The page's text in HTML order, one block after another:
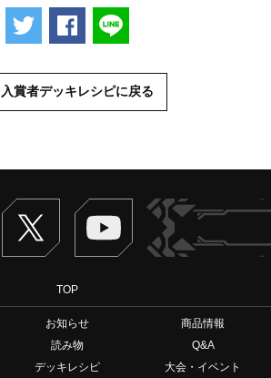
ツイートするFacebookでシェアする
入賞者デッキレシピに戻る
Twitter ヴァンガードch
TOP
お知らせ
商品情報
読み物
Q&A
デッキレシピ
大会・イベント